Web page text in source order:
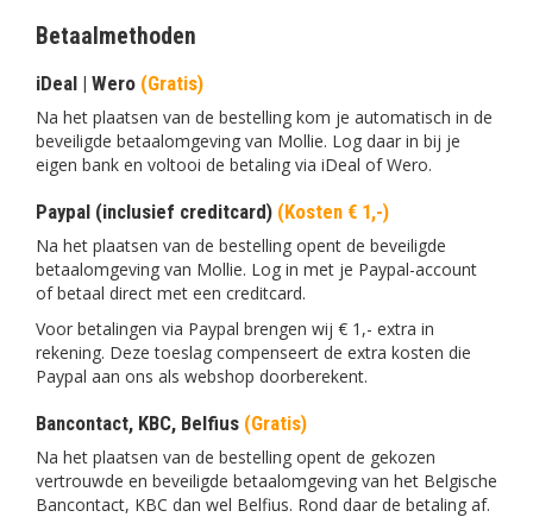
Betaalmethoden
iDeal | Wero (Gratis)
Na het plaatsen van de bestelling kom je automatisch in de
beveiligde betaalomgeving van Mollie. Log daar in bij je
eigen bank en voltooi de betaling via iDeal of Wero.
Paypal (inclusief creditcard) (Kosten € 1,-)
Na het plaatsen van de bestelling opent de beveiligde
betaalomgeving van Mollie. Log in met je Paypal-account
of betaal direct met een creditcard.
Voor betalingen via Paypal brengen wij € 1,- extra in
rekening. Deze toeslag compenseert de extra kosten die
Paypal aan ons als webshop doorberekent.
Bancontact, KBC, Belfius (Gratis)
Na het plaatsen van de bestelling opent de gekozen
vertrouwde en beveiligde betaalomgeving van het Belgische
Bancontact, KBC dan wel Belfius. Rond daar de betaling af.